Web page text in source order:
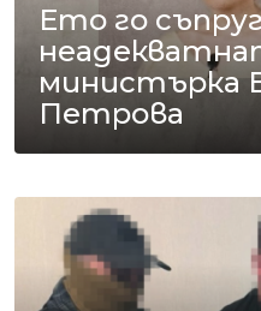
Ето го
министърка
Петрова